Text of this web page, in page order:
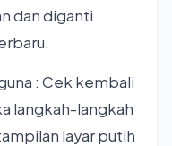
dan diganti
: Cek kembali
langkah-langkah
layar putih